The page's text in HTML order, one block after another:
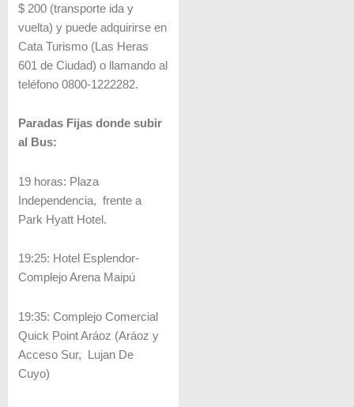
$ 200 (transporte ida y
vuelta) y puede adquirirse en
Cata Turismo (Las Heras
601 de Ciudad) o llamando al
teléfono 0800-1222282.
Paradas Fijas donde subir
al Bus:
19 horas: Plaza
Independencia, frente a
Park Hyatt Hotel.
19:25: Hotel Esplendor-
Complejo Arena Maipú
19:35: Complejo Comercial
Quick Point Aráoz (Aráoz y
Acceso Sur, Lujan De
Cuyo)